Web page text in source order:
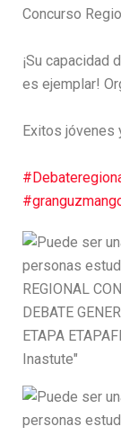
Concurso
¡Su capacidad
es ejemplar!
Exitos jóvenes